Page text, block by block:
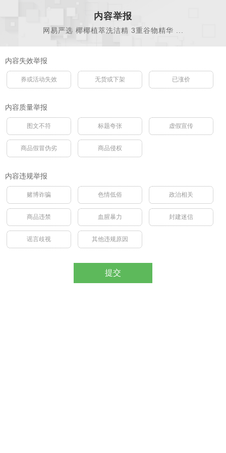
内容举报
网易严选 椰椰植萃洗洁精 3重谷物精华 ...
内容失效举报
券或活动失效 无货或下架 已涨价
内容质量举报
图文不符 标题夸张 虚假宣传
商品假冒伪劣 商品侵权
内容违规举报
赌博诈骗 色情低俗 政治相关
商品违禁 血腥暴力 封建迷信
谣言歧视 其他违规原因
提交